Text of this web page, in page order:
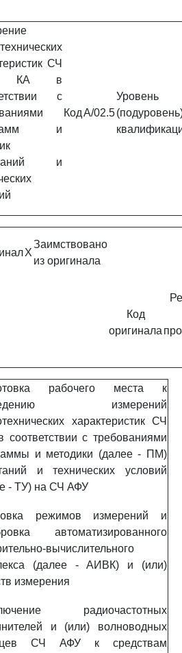
СЧ
КА в
с
и
и
КодA/02.5
Уровень
X
Заимствовано
из оригинала
Код
оригинала
рабочего места к
измерений
характеристик СЧ
соответствии с требованиями
и методики (далее - ПМ)
и технических условий
- ТУ) на СЧ АФУ
режимов измерений и
автоматизированного
вычислительного
(далее - АИВК) и (или)
измерения
радиочастотных
и (или) волноводных
СЧ АФУ к средствам